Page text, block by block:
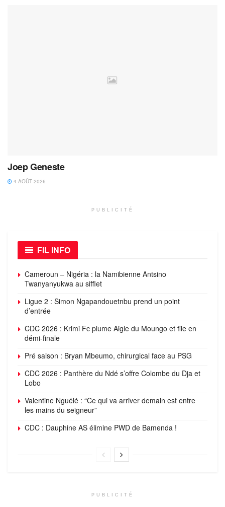
Joep Geneste
4 AOÛT 2026
PUBLICITÉ
FIL INFO
Cameroun – Nigéria : la Namibienne Antsino
Twanyanyukwa au sifflet
Ligue 2 : Simon Ngapandouetnbu prend un point
d’entrée
CDC 2026 : Krimi Fc plume Aigle du Moungo et file en
démi-finale
Pré saison : Bryan Mbeumo, chirurgical face au PSG
CDC 2026 : Panthère du Ndé s’offre Colombe du Dja et
Lobo
Valentine Nguélé : “Ce qui va arriver demain est entre
les mains du seigneur”
CDC : Dauphine AS élimine PWD de Bamenda !
PUBLICITÉ